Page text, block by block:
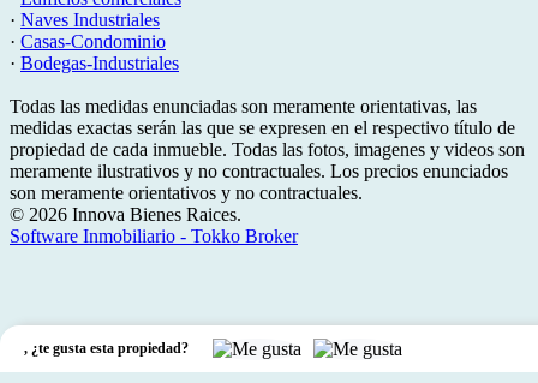
, ¿te gusta esta propiedad?
· Naves Industriales
· Casas-Condominio
· Bodegas-Industriales
Todas las medidas enunciadas son meramente orientativas, las
medidas exactas serán las que se expresen en el respectivo título de
propiedad de cada inmueble. Todas las fotos, imagenes y videos son
meramente ilustrativos y no contractuales. Los precios enunciados
son meramente orientativos y no contractuales.
© 2026 Innova Bienes Raices.
Software Inmobiliario - Tokko Broker